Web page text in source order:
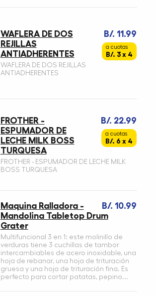
B/. 11.99
a cuotas
B/. 3 x 4
WAFLERA DE DOS
REJILLAS
ANTIADHERENTES
WAFLERA DE DOS REJILLAS
ANTIADHERENTES
B/. 22.99
a cuotas
B/. 6 x 4
FROTHER -
ESPUMADOR DE
LECHE MILK BOSS
TURQUESA
FROTHER - ESPUMADOR DE LECHE MILK
BOSS TURQUESA
B/. 10.99
Maquina Ralladora -
Mandolina Tabletop Drum
Grater
Multifuncional 3 en 1: este molinillo de
verduras tiene 3 cuchillas de tambor
intercambiables de acero inoxidable, una
hoja de rebanar, una hoja de trituración
gruesa y una hoja de trituración fina. Es
perfecto para cortar patatas, pepino...